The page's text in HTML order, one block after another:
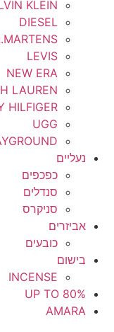
KLEIN
DIESEL
LEVIS
NEW ERA
LAUREN
HILFIGER
UGG
נעליים
כפכפים
סנדלים
סניקרס
אביזרים
כובעים
בישום
INCENSE
UP TO 80%
AMARA